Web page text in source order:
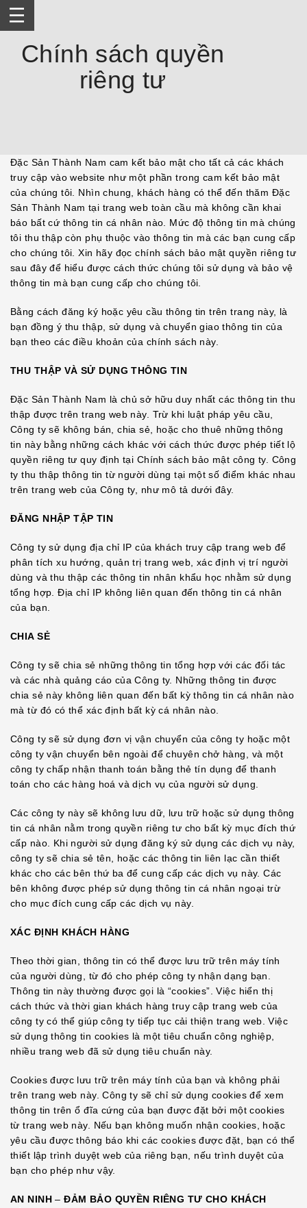
Skip
Chính sách quyền
riêng tư
Đặc Sản Thành Nam cam kết bảo mật cho tất cả các khách
truy cập vào website như một phần trong cam kết bảo mật
của chúng tôi. Nhìn chung, khách hàng có thể đến thăm Đặc
Sản Thành Nam tại trang web toàn cầu mà không cần khai
báo bất cứ thông tin cá nhân nào. Mức độ thông tin mà chúng
tôi thu thập còn phụ thuộc vào thông tin mà các bạn cung cấp
cho chúng tôi. Xin hãy đọc chính sách bảo mật quyền riêng tư
sau đây để hiểu được cách thức chúng tôi sử dụng và bảo vệ
thông tin mà bạn cung cấp cho chúng tôi.
Bằng cách đăng ký hoặc yêu cầu thông tin trên trang này, là
bạn đồng ý thu thập, sử dụng và chuyển giao thông tin của
bạn theo các điều khoản của chính sách này.
THU THẬP VÀ SỬ DỤNG THÔNG TIN
Đặc Sản Thành Nam là chủ sở hữu duy nhất các thông tin thu
thập được trên trang web này. Trừ khi luật pháp yêu cầu,
Công ty sẽ không bán, chia sẻ, hoặc cho thuê những thông
tin này bằng những cách khác với cách thức được phép tiết lộ
quyền riêng tư quy định tại Chính sách bảo mật công ty. Công
ty thu thập thông tin từ người dùng tại một số điểm khác nhau
trên trang web của Công ty, như mô tả dưới đây.
ĐĂNG NHẬP TẬP TIN
Công ty sử dụng địa chỉ IP của khách truy cập trang web để
phân tích xu hướng, quản trị trang web, xác định vị trí người
dùng và thu thập các thông tin nhân khẩu học nhằm sử dụng
tổng hợp. Địa chỉ IP không liên quan đến thông tin cá nhân
của bạn.
CHIA SẺ
Công ty sẽ chia sẻ những thông tin tổng hợp với các đối tác
và các nhà quảng cáo của Công ty. Những thông tin được
chia sẻ này không liên quan đến bất kỳ thông tin cá nhân nào
mà từ đó có thể xác định bất kỳ cá nhân nào.
Công ty sẽ sử dụng đơn vị vận chuyển của công ty hoặc một
công ty vận chuyển bên ngoài để chuyên chở hàng, và một
công ty chấp nhận thanh toán bằng thẻ tín dụng để thanh
toán cho các hàng hoá và dịch vụ của người sử dụng.
Các công ty này sẽ không lưu dữ, lưu trữ hoặc sử dụng thông
tin cá nhân nằm trong quyền riêng tư cho bất kỳ mục đích thứ
cấp nào. Khi người sử dụng đăng ký sử dụng các dịch vụ này,
công ty sẽ chia sẻ tên, hoặc các thông tin liên lạc cần thiết
khác cho các bên thứ ba để cung cấp các dịch vụ này. Các
bên không được phép sử dụng thông tin cá nhân ngoại trừ
cho mục đích cung cấp các dịch vụ này.
XÁC ĐỊNH KHÁCH HÀNG
Theo thời gian, thông tin có thể được lưu trữ trên máy tính
của người dùng, từ đó cho phép công ty nhận dạng bạn.
Thông tin này thường được gọi là “cookies”. Việc hiển thị
cách thức và thời gian khách hàng truy cập trang web của
công ty có thể giúp công ty tiếp tục cải thiện trang web. Việc
sử dụng thông tin cookies là một tiêu chuẩn công nghiệp,
nhiều trang web đã sử dụng tiêu chuẩn này.
Cookies được lưu trữ trên máy tính của bạn và không phải
trên trang web này. Công ty sẽ chỉ sử dụng cookies để xem
thông tin trên ổ đĩa cứng của bạn được đặt bởi một cookies
từ trang web này. Nếu bạn không muốn nhận cookies, hoặc
yêu cầu được thông báo khi các cookies được đặt, bạn có thể
thiết lập trình duyệt web của riêng bạn, nếu trình duyệt của
bạn cho phép như vậy.
AN NINH–ĐẢM BẢO QUYỀN RIÊNG TƯ CHO KHÁCH